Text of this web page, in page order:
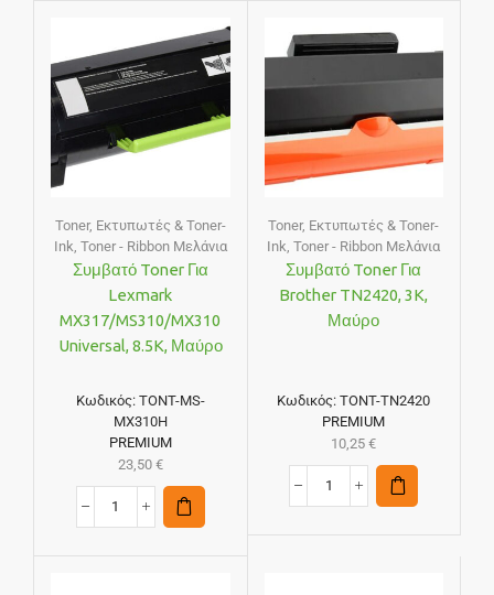
Toner, Εκτυπωτές & Toner-
Ink Toner - Ribbon Μελάνια
Συμβατό Toner Για
Lexmark
MX317/MS310/MX310
Universal, 8.5K, Μαύρο
Κωδικός: TONT-MS-
MX310H
PREMIUM
23,50 €
Toner, Εκτυπωτές & Toner-
Ink ,Toner - Ribbon Μελάνια
Συμβατό Toner Για
Brother TN2420, 3K,
Μαύρο
Κωδικός:TONT-TN2420
PREMIUM
10,25€